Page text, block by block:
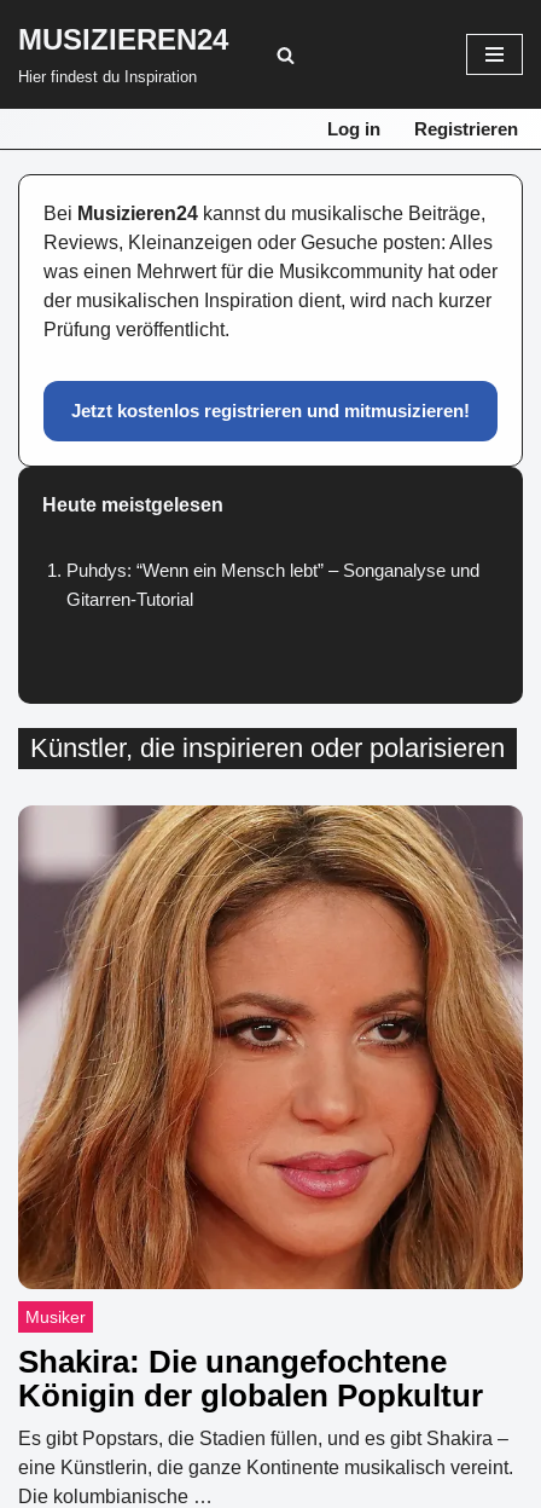
MUSIZIEREN24
Hier findest du Inspiration
Log in Registrieren
Bei Musizieren24 kannst du musikalische Beiträge,
Reviews, Kleinanzeigen oder Gesuche posten: Alles
was einen Mehrwert für die Musikcommunity hat oder
der musikalischen Inspiration dient, wird nach kurzer
Prüfung veröffentlicht.
Jetzt kostenlos registrieren und mitmusizieren!
Heute meistgelesen
Puhdys: “Wenn ein Mensch lebt” – Songanalyse und
Gitarren-Tutorial
Künstler, die inspirieren oder polarisieren
Musiker
Shakira: Die unangefochtene
Königin der globalen Popkultur
Es gibt Popstars, die Stadien füllen, und es gibt Shakira –
eine Künstlerin, die ganze Kontinente musikalisch vereint.
Die kolumbianische …